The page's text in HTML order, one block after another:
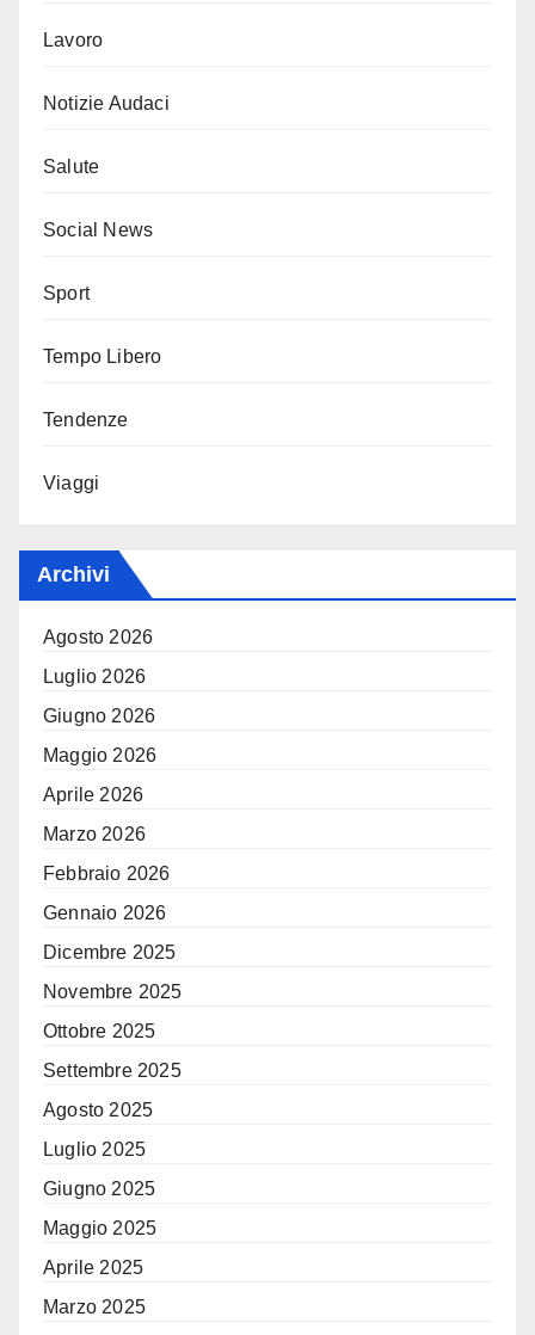
Lavoro
Notizie Audaci
Salute
Social News
Sport
Tempo Libero
Tendenze
Viaggi
Archivi
Agosto 2026
Luglio 2026
Giugno 2026
Maggio 2026
Aprile 2026
Marzo 2026
Febbraio 2026
Gennaio 2026
Dicembre 2025
Novembre 2025
Ottobre 2025
Settembre 2025
Agosto 2025
Luglio 2025
Giugno 2025
Maggio 2025
Aprile 2025
Marzo 2025